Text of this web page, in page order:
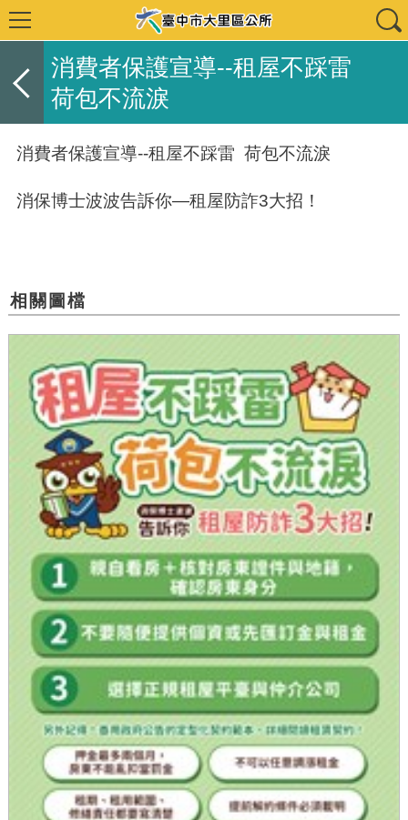
消費者保護宣導--租屋不踩雷
荷包不流淚
消費者保護宣導--租屋不踩雷 荷包不流淚
消保博士波波告訴你—租屋防詐3大招！
相關圖檔